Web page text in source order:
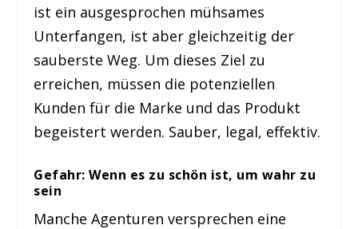
ist ein ausgesprochen mühsames
Unterfangen, ist aber gleichzeitig der
sauberste Weg. Um dieses Ziel zu
erreichen, müssen die potenziellen
Kunden für die Marke und das Produkt
begeistert werden. Sauber, legal, effektiv.
Gefahr: Wenn es zu schön ist, um wahr zu
sein
Manche Agenturen versprechen eine